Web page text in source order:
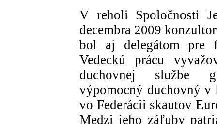
V reholi Spoločnosti
decembra 2009
bol aj delegátom pre
Vedeckú prácu
duchovnej službe
výpomocný duchovný
vo Federácii skautov
Medzi jeho záľuby